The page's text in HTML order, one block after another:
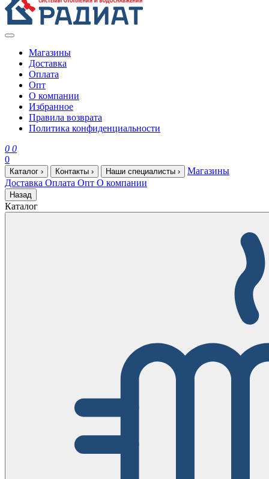
Магазины
Доставка
Оплата
Опт
О компании
Избранное
Правила возврата
Политика конфиденциальности
0 0
0
Каталог › Контакты › Наши специалисты ›
Магазины
Доставка Оплата Опт О компании
Назад
Каталог